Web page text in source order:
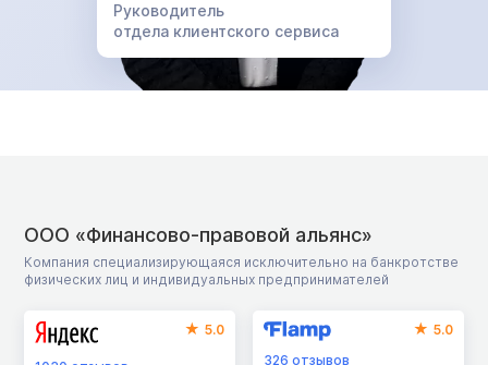
Руководитель
отдела клиентского сервиса
ООО «Финансово-правовой альянс»
Компания специализирующаяся исключительно на банкротстве
физических лиц и индивидуальных предпринимателей
5.0
5.0
326отзывов